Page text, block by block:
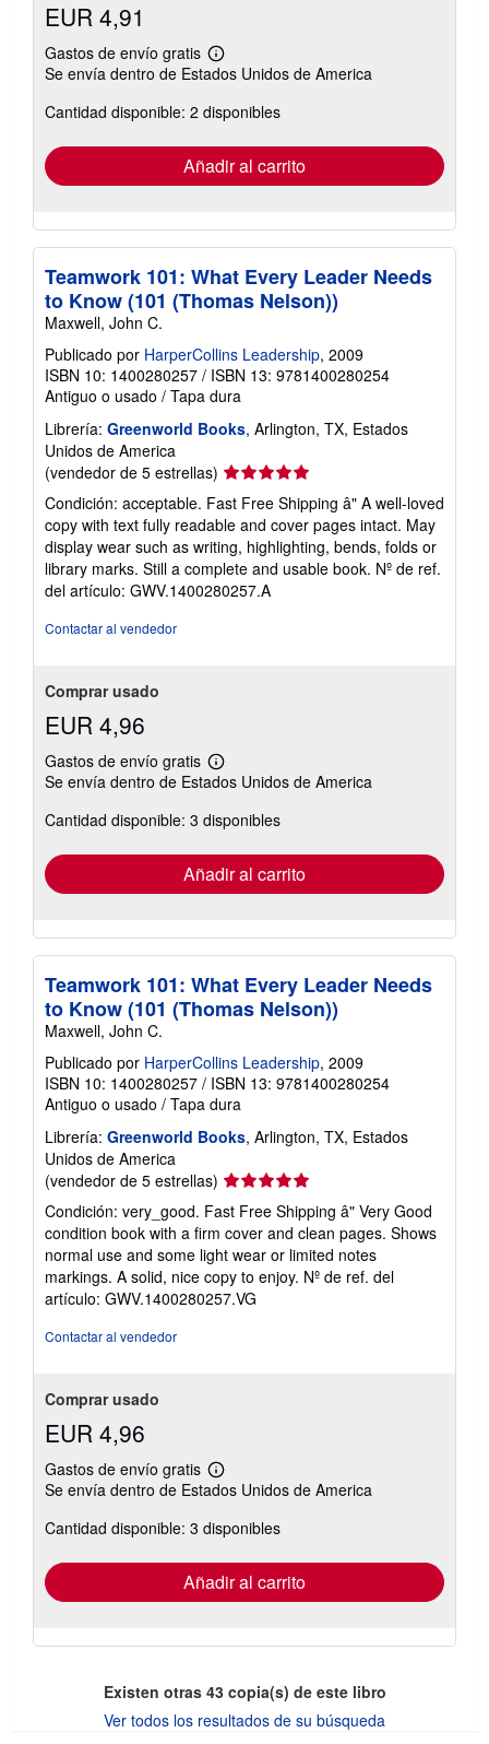
EUR 4,91
Gastos de envío gratis
Más
información
las
tarifas
envío
Se envía dentro de Estados Unidos de America
Cantidad disponible: 2 disponibles
Añadir al carrito
Teamwork 101: What Every Leader Needs
to Know (101 (Thomas Nelson))
Maxwell, John C.
Publicado por HarperCollins Leadership, 2009
ISBN 10: 1400280257 / ISBN 13: 9781400280254
Antiguo o usado / Tapa dura
Librería: Greenworld Books, Arlington, TX, Estados
Unidos de America
(vendedor de 5 estrellas) Calificación
vendedor:
5
de
5
estrellas
Condición: acceptable. Fast Free Shipping â" A well-loved
copy with text fully readable and cover pages intact. May
display wear such as writing, highlighting, bends, folds or
library marks. Still a complete and usable book. Nº de ref.
del artículo: GWV.1400280257.A
Contactar al vendedor
Comprar usado
EUR 4,96
Gastos de envío gratis
Más
información
las
tarifas
envío
Se envía dentro de Estados Unidos de America
Cantidad disponible: 3 disponibles
Añadir al carrito
Teamwork 101: What Every Leader Needs
to Know (101 (Thomas Nelson))
Maxwell, John C.
Publicado por HarperCollins Leadership, 2009
ISBN 10: 1400280257 / ISBN 13: 9781400280254
Antiguo o usado / Tapa dura
Librería: Greenworld Books, Arlington, TX, Estados
Unidos de America
(vendedor de 5 estrellas) Calificación
del
vendedor:
5
de
5
estrellas
Condición: very_good. Fast Free Shipping â" Very Good
condition book with a firm cover and clean pages. Shows
normal use and some light wear or limited notes
markings. A solid, nice copy to enjoy. Nº de ref. del
artículo: GWV.1400280257.VG
Contactar al vendedor
Comprar usado
EUR 4,96
Gastos de envío gratis
Más
información
las
tarifas
envío
Se envía dentro de Estados Unidos de America
Cantidad disponible: 3 disponibles
Añadir al carrito
Existen otras 43copia(s) de este libro
Ver todos los resultados de su búsqueda